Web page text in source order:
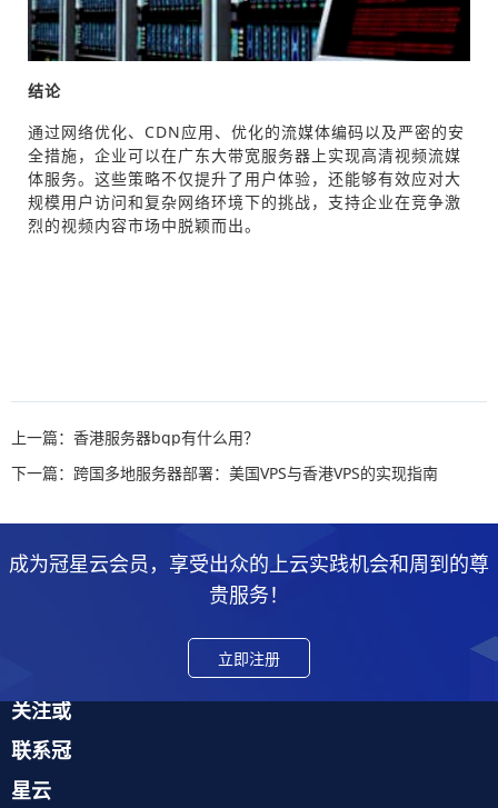
结论
通过网络优化、CDN应用、优化的流媒体编码以及严密的安
全措施，企业可以在广东大带宽服务器上实现高清视频流媒
体服务。这些策略不仅提升了用户体验，还能够有效应对大
规模用户访问和复杂网络环境下的挑战，支持企业在竞争激
烈的视频内容市场中脱颖而出。
上一篇：香港服务器bgp有什么用？
下一篇：跨国多地服务器部署：美国VPS与香港VPS的实现指南
成为冠星云会员，享受出众的上云实践机会和周到的尊
贵服务！
立即注册
关注或
联系冠
星云